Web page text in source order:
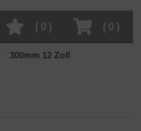
( 0 )
( 0 )
300mm 12 Zoll